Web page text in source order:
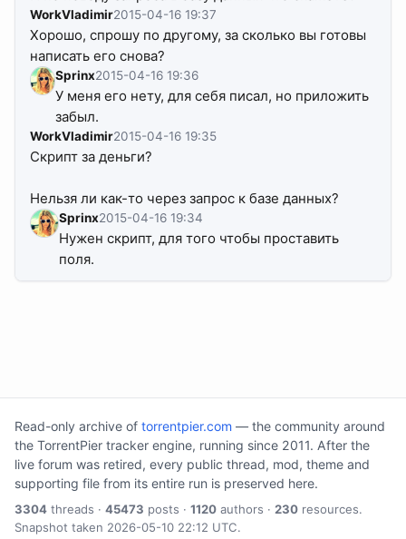
WorkVladimir2015-04-16 19:37
Хорошо, спрошу по другому, за сколько вы готовы
написать его снова?
Sprinx2015-04-16 19:36
У меня его нету, для себя писал, но приложить
забыл.
WorkVladimir2015-04-16 19:35
Скрипт за деньги?
Нельзя ли как-то через запрос к базе данных?
Sprinx2015-04-16 19:34
Нужен скрипт, для того чтобы проставить
поля.
Read-only archive of torrentpier.com — the community around
the TorrentPier tracker engine, running since 2011. After the
live forum was retired, every public thread, mod, theme and
supporting file from its entire run is preserved here.
3304 threads · 45473 posts · 1120 authors · 230 resources.
Snapshot taken 2026-05-10 22:12 UTC.